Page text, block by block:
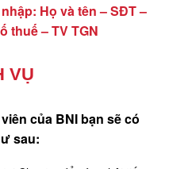
Họ và tên – SĐT –
thuế – TV TGN
VỤ
của BNI bạn sẽ có
sau: